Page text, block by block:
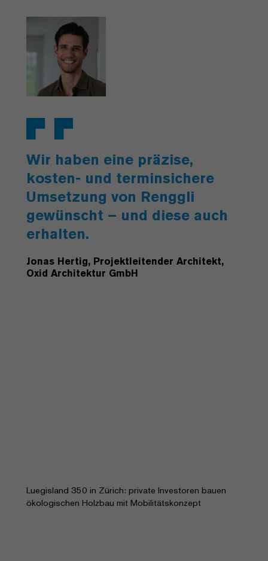
Wir haben eine präzise,
kosten- und terminsichere
Umsetzung von Renggli
gewünscht – und diese auch
erhalten.
Jonas Hertig, Projektleitender Architekt,
Oxid Architektur GmbH
Luegisland 350 in Zürich: private Investoren bauen
ökologischen Holzbau mit Mobilitätskonzept